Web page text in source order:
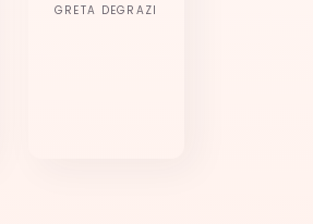
Produttore:
GRETA DEGRAZI